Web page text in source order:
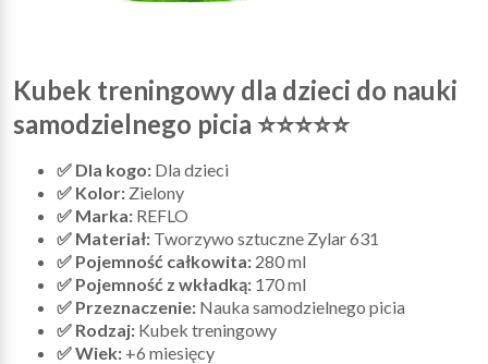
Kubek treningowy dla dzieci do nauki
samodzielnego picia ⭐⭐⭐⭐⭐
✅ Dla kogo: Dla dzieci
✅ Kolor: Zielony
✅ Marka: REFLO
✅ Materiał: Tworzywo sztuczne Zylar 631
✅ Pojemność całkowita: 280 ml
✅ Pojemność z wkładką: 170 ml
✅ Przeznaczenie: Nauka samodzielnego picia
✅ Rodzaj: Kubek treningowy
✅ Wiek: +6 miesięcy